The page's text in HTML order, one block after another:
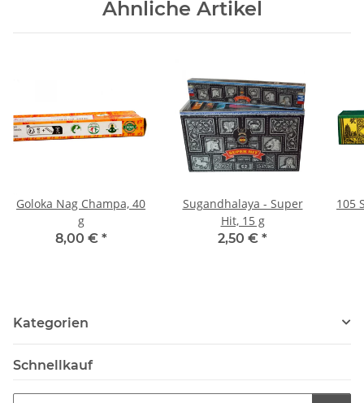
Ähnliche Artikel
Goloka Nag Champa, 40
g
8,00 € *
Sugandhalaya - Super
Hit, 15 g
2,50 € *
105
Kategorien
Schnellkauf